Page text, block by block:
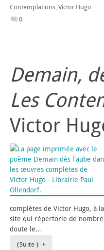
Contemplations,Victor Hugo
0
Demain,
Les
Victor
complètes de Victor Hugo, à
site qui répertorie de
doute le…
(Suite )